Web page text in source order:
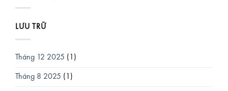
LƯU TRỮ
Tháng 12 2025 (1)
Tháng 8 2025 (1)